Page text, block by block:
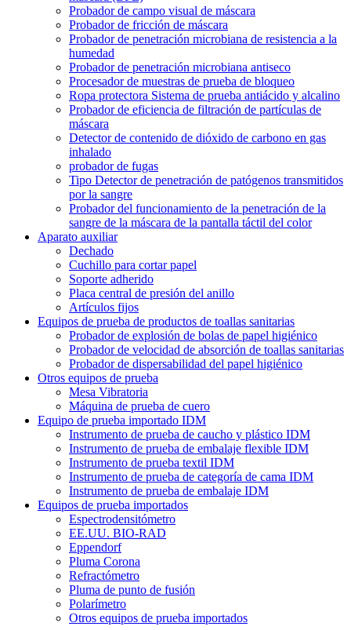
Probador de campo visual de máscara
Probador de fricción de máscara
Probador de penetración microbiana de resistencia a la
humedad
Probador de penetración microbiana antiseco
Procesador de muestras de prueba de bloqueo
Ropa protectora Sistema de prueba antiácido y alcalino
Probador de eficiencia de filtración de partículas de
máscara
Detector de contenido de dióxido de carbono en gas
inhalado
probador de fugas
Tipo Detector de penetración de patógenos transmitidos
por la sangre
Probador del funcionamiento de la penetración de la
sangre de la máscara de la pantalla táctil del color
Aparato auxiliar
Dechado
Cuchillo para cortar papel
Soporte adherido
Placa central de presión del anillo
Artículos fijos
Equipos de prueba de productos de toallas sanitarias
Probador de explosión de bolas de papel higiénico
Probador de velocidad de absorción de toallas sanitarias
Probador de dispersabilidad del papel higiénico
Otros equipos de prueba
Mesa Vibratoria
Máquina de prueba de cuero
Equipo de prueba importado IDM
Instrumento de prueba de caucho y plástico IDM
Instrumento de prueba de embalaje flexible IDM
Instrumento de prueba textil IDM
Instrumento de prueba de categoría de cama IDM
Instrumento de prueba de embalaje IDM
Equipos de prueba importados
Espectrodensitómetro
EE.UU. BIO-RAD
Eppendorf
Pluma Corona
Refractómetro
Pluma de punto de fusión
Polarímetro
Otros equipos de prueba importados